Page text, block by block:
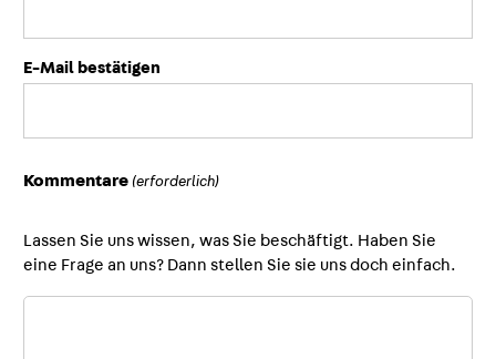
E-Mail bestätigen
Kommentare (erforderlich)
Lassen Sie uns wissen, was Sie beschäftigt. Haben Sie
eine Frage an uns? Dann stellen Sie sie uns doch einfach.